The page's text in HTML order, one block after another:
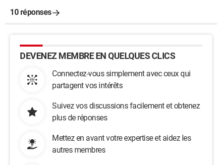
10 réponses
DEVENEZ MEMBRE EN QUELQUES CLICS
Connectez-vous simplement avec ceux qui
partagent vos intérêts
Suivez vos discussions facilement et obtenez
plus de réponses
Mettez en avant votre expertise et aidez les
autres membres